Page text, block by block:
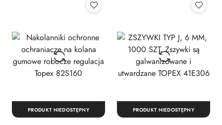
PRODUKT NIEDOSTĘPNY PRODUKT NIEDOSTĘPNY